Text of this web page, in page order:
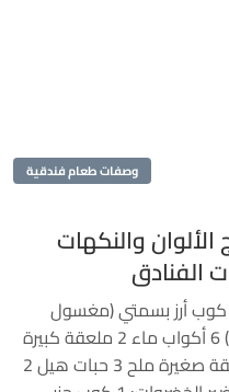
وصفات طعام فندقية
الألوان والنكهات
الفنادق
المكونات: لتحضير الأرز: 3 كوب أرز بسمتي (مغسول
ومنقوع لمدة 30 دقيقة) 6 أكواب ماء 2 ملعقة كبيرة
زيت نباتي أو سمن 1 ملعقة صغيرة ملح 3 حبات هيل 2